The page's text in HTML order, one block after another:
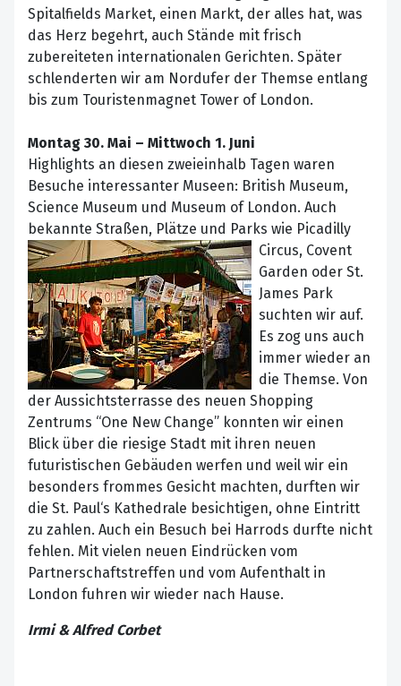
Spitalfields Market, einen Markt, der alles hat, was
das Herz begehrt, auch Stände mit frisch
zubereiteten internationalen Gerichten. Später
schlenderten wir am Nordufer der Themse entlang
bis zum Touristenmagnet Tower of London.
Montag 30. Mai – Mittwoch 1. Juni
Highlights an diesen zweieinhalb Tagen waren
Besuche interessanter Museen: British Museum,
Science Museum und Museum of London. Auch
bekannte Straßen, Plätze und Parks wie Picadilly
Circus, Covent
Garden oder St.
James Park
suchten wir auf.
Es zog uns auch
immer wieder an
die Themse. Von
der Aussichtsterrasse des neuen Shopping
Zentrums “One New Change” konnten wir einen
Blick über die riesige Stadt mit ihren neuen
futuristischen Gebäuden werfen und weil wir ein
besonders frommes Gesicht machten, durften wir
die St. Paul‘s Kathedrale besichtigen, ohne Eintritt
zu zahlen. Auch ein Besuch bei Harrods durfte nicht
fehlen. Mit vielen neuen Eindrücken vom
Partnerschaftstreffen und vom Aufenthalt in
London fuhren wir wieder nach Hause.
Irmi & Alfred Corbet